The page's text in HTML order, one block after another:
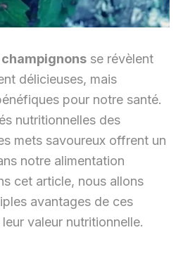
se révèlent
délicieuses, mais
pour notre santé.
nutritionnelles des
mets savoureux offrent un
notre alimentation
cet article, nous allons
avantages de ces
valeur nutritionnelle.